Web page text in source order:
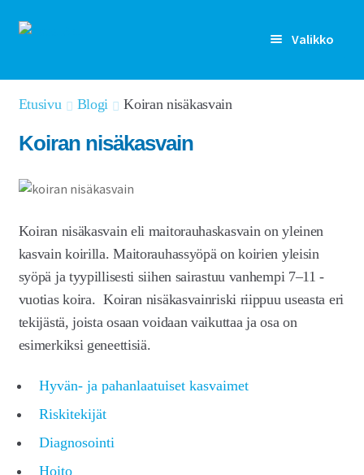
Siirry
Siirry
Valikko
Rekisteröidy
Ominaisuudet
valikko
Artikkelit
Hinnoittelu
Meistä
Kauppa
Etusivu Blogi Koiran nisäkasvain
Koiran nisäkasvain
Koiran nisäkasvain eli maitorauhaskasvain on yleinen
kasvain koirilla. Maitorauhassyöpä on koirien yleisin
syöpä ja tyypillisesti siihen sairastuu vanhempi 7–11 -
vuotias koira. Koiran nisäkasvainriski riippuu useasta eri
tekijästä, joista osaan voidaan vaikuttaa ja osa on
esimerkiksi geneettisiä.
Hyvän- ja pahanlaatuiset kasvaimet
Riskitekijät
Diagnosointi
Hoito